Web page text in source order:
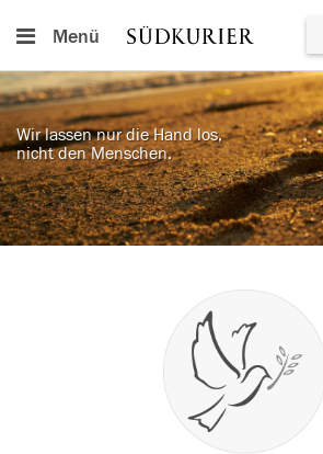
Menü
Wir lassen nur die Hand los,
nicht den Menschen.